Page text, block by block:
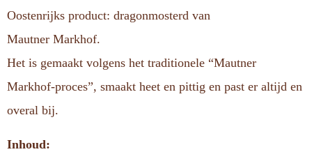
Oostenrijks product: dragonmosterd van
Mautner Markhof.
Het is gemaakt volgens het traditionele “Mautner
Markhof-proces”, smaakt heet en pittig en past er altijd en
overal bij.
Inhoud: